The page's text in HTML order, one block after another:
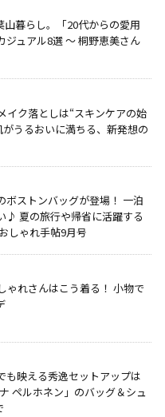
山暮らし。「20代からの愛用
ジュアル8選 ～ 桐野恵美さん
イク落としは“スキンケアの始
うるおいに満ちる、新発想の
ボストンバッグが登場！ 一泊
♪ 夏の旅行や帰省に活躍する
ゃれ手帖9月号
ゃれさんはこう着る！ 小物で
も映える秀逸セットアップは
ペルホネン」のバッグ＆シュ